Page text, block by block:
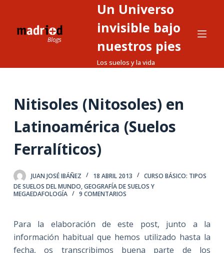
n
o
Un Universo
invisible bajo
nuestros pies
Los suelos y la vida
Nitisoles (Nitosoles) en
Latinoamérica (Suelos
Ferralíticos)
JUAN JOSÉ IBÁÑEZ 18 ABRIL 2013
CURSO BÁSICO: TIPOS
DE SUELOS DEL MUNDO,GEOGRAFÍA DE SUELOS Y
MEGAEDAFOLOGÍA
9 COMENTARIOS
Para la elaboración de este post, junto a la
información habitual que hemos utilizado hasta la
fecha, os transcribimos buena parte de los